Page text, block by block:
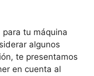
tu máquina
algunos
te presentamos
en cuenta al